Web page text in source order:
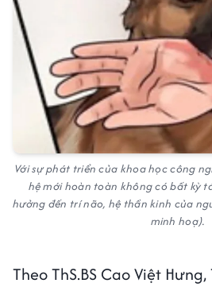
Với sự phát triển của khoa học công
hệ mới hoàn toàn không có bất kỳ
hưởng đến trí não, hệ thần kinh của
minh hoạ).
Theo ThS.BS Cao Việt